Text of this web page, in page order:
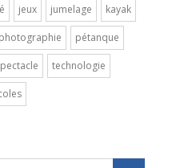
jeux jumelage kayak
photographie pétanque
technologie